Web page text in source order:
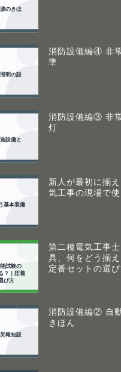
消防設備編④ 非
準
消防設備編③ 非
灯
新人が最初に揃
気工事の現場で
第二種電気工事
具、何をどう揃
定番セットの選
消防設備編② 自
きほん